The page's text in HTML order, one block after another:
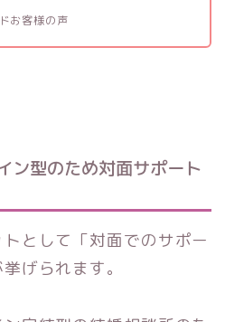
お客様の声
ン型のため対面サポート
として「対面でのサポー
げられます。